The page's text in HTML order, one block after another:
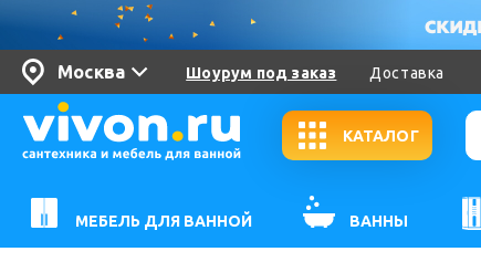
Москва Шоурум под заказ Доставка
КАТАЛОГ
МЕБЕЛЬ ДЛЯ ВАННОЙ ВАННЫ